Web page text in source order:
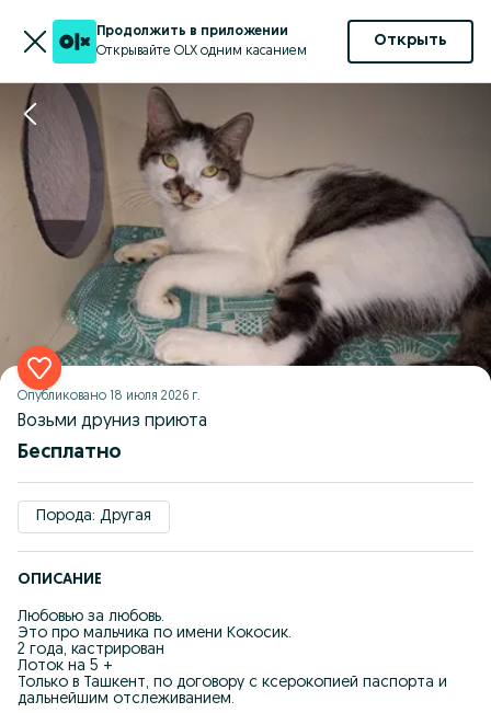
Продолжить в приложении
Открывайте OLX одним касанием
Открыть
Опубликовано 18 июля 2026 г.
Возьми друниз приюта
Бесплатно
Порода: Другая
ОПИСАНИЕ
Любовью за любовь.
Это про мальчика по имени Кокосик.
2 года, кастрирован
Лоток на 5 +
Только в Ташкент, по договору с ксерокопией паспорта и
дальнейшим отслеживанием.